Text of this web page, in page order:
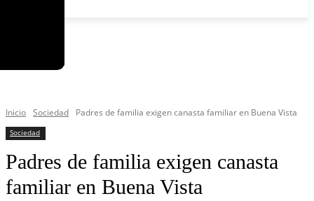
Inicio Sociedad Padres de familia exigen canasta familiar en Buena Vista
Sociedad
Padres de familia exigen canasta
familiar en Buena Vista